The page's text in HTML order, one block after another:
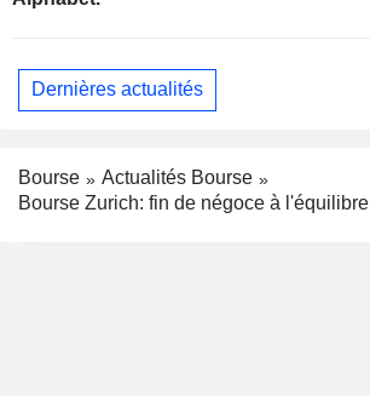
Dernières actualités
Bourse
Actualités Bourse
Bourse Zurich: fin de négoce à l'équilibre